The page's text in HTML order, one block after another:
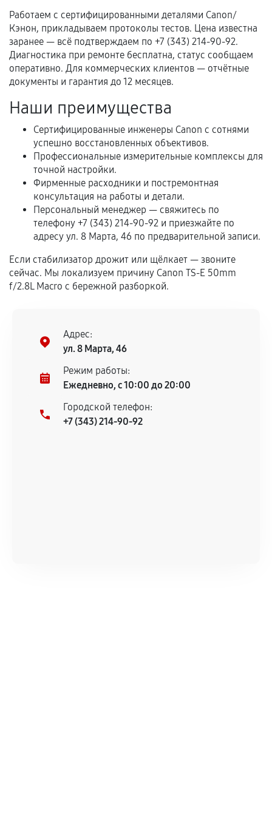
третьих лиц.
Естественный износ деталей, если иное не
предусмотрено отдельно.
Обращение после окончания гарантийного
срока.
Программные сбои, если это не указано в
Если комплектующие куплены
самостоятельно
Гарантия на выполненные работы может
сохраняться полностью или частично, если
соблюдены следующие условия:
Предоставленные детали подходят по
техническим параметрам и не имеют внешних
дефектов.
При этом гарантия на сами комплектующие
остается на стороне производителя или
продавца. За качество сторонних деталей
сервисный центр ответственности не несет.
Работаем с сертифицированными деталями Canon/
Кэнон, прикладываем протоколы тестов. Цена известна
заранее — всё подтверждаем по +7 (343) 214-90-92.
Диагностика при ремонте бесплатна, статус сообщаем
оперативно. Для коммерческих клиентов — отчётные
документы и гарантия до 12 месяцев.
Наши преимущества
Сертифицированные инженеры Canon с сотнями
успешно восстановленных объективов.
Профессиональные измерительные комплексы для
точной настройки.
Фирменные расходники и постремонтная
консультация на работы и детали.
Персональный менеджер — свяжитесь по
телефону +7 (343) 214-90-92 и приезжайте по
адресу ул. 8 Марта, 46 по предварительной записи.
Если стабилизатор дрожит или щёлкает — звоните
сейчас. Мы локализуем причину Canon TS-E 50mm
f/2.8L Macro с бережной разборкой.
Адрес:
ул. 8 Марта, 46
Режим работы:
Ежедневно, с 10:00 до 20:00
Городской телефон:
+7 (343) 214-90-92